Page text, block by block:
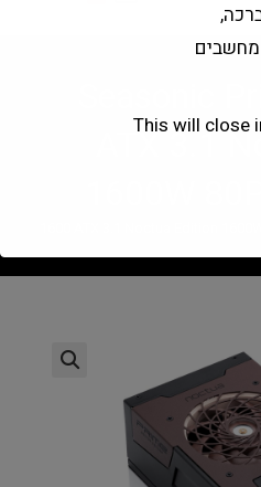
ATX 3.1
This will close